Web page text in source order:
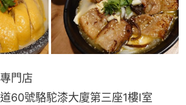
門店
60號駱駝漆大廈第三座1樓I室